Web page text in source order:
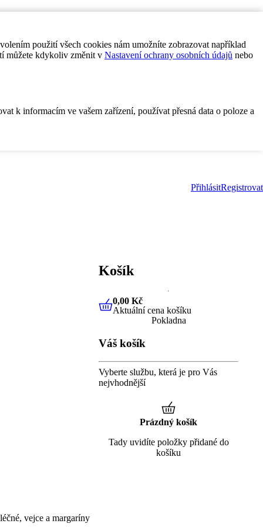
použití všech cookies nám umožníte zobrazovat například
můžete kdykoliv změnit v Nastavení ochrany osobních údajů nebo
k informacím ve vašem zařízení, používat přesná data o poloze a
PřihlásitRegistrovat
vejce a margaríny
Košík
0,00 KčAktuální cena košíku
0,00 Kč
Aktuální cena košíku
Pokladna
Váš košík
Vyberte službu, která je pro Vás
nejvhodnější
Prázdný košík
Tady uvidíte položky přidané do
košíku